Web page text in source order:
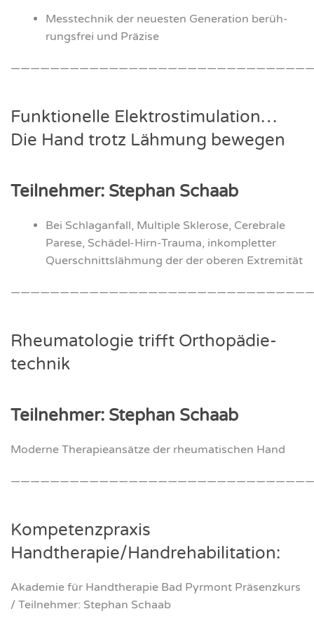
Mess­tech­nik der neu­es­ten Gene­ra­ti­on berüh­
rungs­frei und Prä­zi­se
Funk­tio­nel­le Elek­tro­sti­mu­la­ti­on…
Die Hand trotz Läh­mung bewe­gen
Teil­neh­mer: Ste­phan Schaab
Bei Schlag­an­fall, Mul­ti­ple Skle­ro­se, Cere­bra­le
Pare­se, Schä­del-Hirn-Trau­ma, inkom­plet­ter
Quer­schnitts­läh­mung der der obe­ren Extre­mi­tät
Rheu­ma­to­lo­gie trifft Ortho­pä­die­
tech­nik
Teil­neh­mer: Ste­phan Schaab
Moder­ne The­ra­pie­an­sät­ze der rheu­ma­ti­schen Hand
Kom­pe­tenz­pra­xis
Handtherapie/Handrehabilitation:
Aka­de­mie für Hand­the­ra­pie Bad Pyr­mont Prä­senz­kurs
/ Teil­neh­mer: Ste­phan Schaab